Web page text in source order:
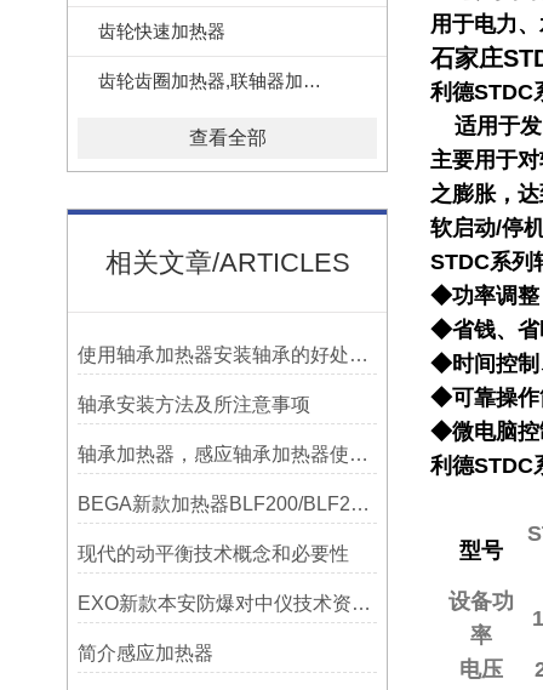
齿轮快速加热器
齿轮齿圈加热器,联轴器加热器
查看全部
相关文章/ARTICLES
使用轴承加热器安装轴承的好处及优势——宁波利德
轴承安装方法及所注意事项
轴承加热器，感应轴承加热器使用常见问题总结！
BEGA新款加热器BLF200/BLF201/BLF202参数选型表
现代的动平衡技术概念和必要性
EXO新款本安防爆对中仪技术资料简介——宁波利德仪器
简介感应加热器
用于电力
石家庄
利德STDC
适用于
主要用于
之膨胀，
软启动/停
STDC系列
◆功率调整
◆省钱、省
◆时间控制
◆可靠操作
◆微电脑控
利德STDC
型号
设备功
率
电压